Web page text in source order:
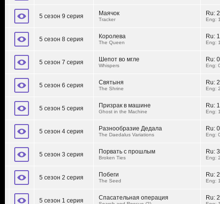
5 сезон 9 серия Маячок
Tracker
Ru:
Eng:
5 сезон 8 серия Королева
The Queen
Ru:
Eng:
5 сезон 7 серия Шепот во мгле
Whispers
Ru:
Eng:
5 сезон 6 серия Святыня
The Shrine
Ru:
Eng:
5 сезон 5 серия Призрак в машине
Ghost in the Machine
Ru:
Eng:
5 сезон 4 серия Разнообразие Дедала
The Daedalus Variations
Ru:
Eng:
5 сезон 3 серия Порвать с прошлым
Broken Ties
Ru:
Eng:
5 сезон 2 серия Побеги
The Seed
Ru:
Eng:
5 сезон 1 серия Спасательная операция Ru: